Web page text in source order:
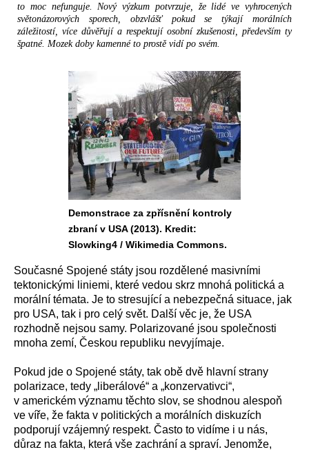
to moc nefunguje. Nový výzkum potvrzuje, že lidé ve vyhrocených
světonázorových sporech, obzvlášť pokud se týkají morálních
záležitostí, více důvěřují a respektují osobní zkušenosti, především ty
špatné. Mozek doby kamenné to prostě vidí po svém.
Demonstrace za zpřísnění kontroly
zbraní v USA (2013). Kredit:
Slowking4 / Wikimedia Commons.
Současné Spojené státy jsou rozdělené masivními
tektonickými liniemi, které vedou skrz mnohá politická a
morální témata. Je to stresující a nebezpečná situace, jak
pro USA, tak i pro celý svět. Další věc je, že USA
rozhodně nejsou samy. Polarizované jsou společnosti
mnoha zemí, Českou republiku nevyjímaje.
Pokud jde o Spojené státy, tak obě dvě hlavní strany
polarizace, tedy „liberálové“ a „konzervativci“,
v americkém významu těchto slov, se shodnou alespoň
ve víře, že fakta v politických a morálních diskuzích
podporují vzájemný respekt. Často to vidíme i u nás,
důraz na fakta, která vše zachrání a spraví. Jenomže,